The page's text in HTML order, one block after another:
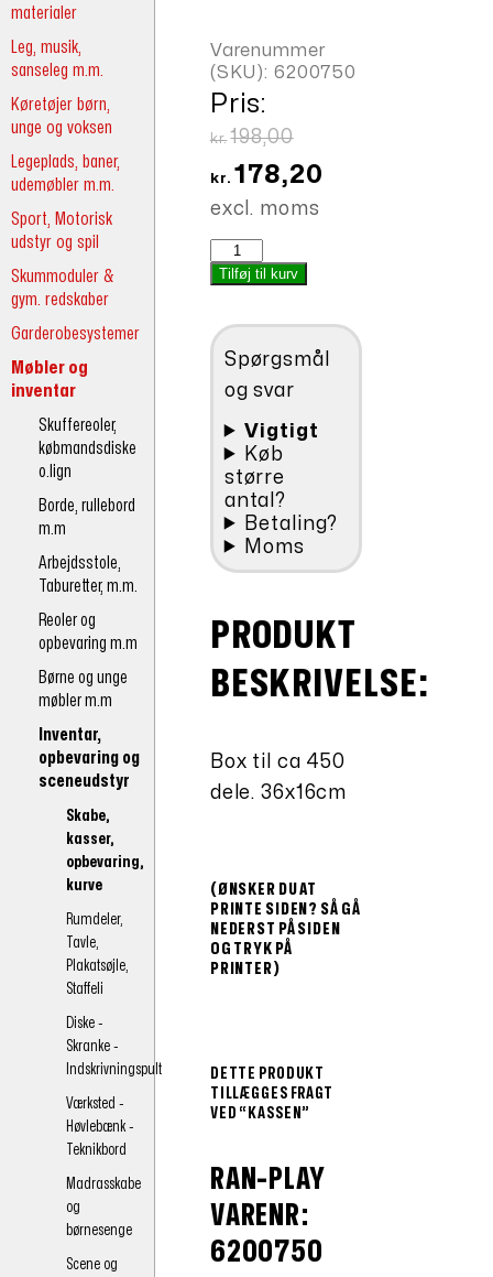
materialer
Leg, musik,
sanseleg m.m.
Køretøjer børn,
unge og voksen
Legeplads, baner,
udemøbler m.m.
Sport, Motorisk
udstyr og spil
Skummoduler &
gym. redskaber
Garderobesystemer
Møbler og
inventar
Skuffereoler,
købmandsdiske
o.lign
Borde, rullebord
m.m
Arbejdsstole,
Taburetter, m.m.
Reoler og
opbevaring m.m
Børne og unge
møbler m.m
Inventar,
opbevaring og
sceneudstyr
Skabe,
kasser,
opbevaring,
kurve
Rumdeler,
Tavle,
Plakatsøjle,
Staffeli
Diske -
Skranke -
Indskrivningspult
Værksted -
Høvlebænk -
Teknikbord
Madrasskabe
og
børnesenge
Scene og
Varenummer
(SKU): 6200750
Pris:
kr. 198,00Den
oprindelige
kr.198,00.
kr. 178,20
excl. moms
Box
til
antal
Tilføj til kurv
Spørgsmål
og svar
Vigtigt
Køb
større
antal?
Betaling?
Moms
PRODUKT
BESKRIVELSE:
Box til ca 450
dele. 36x16cm
(ØNSKER DU AT
PRINTE SIDEN? SÅ GÅ
NEDERST PÅ SIDEN
OG TRYK PÅ
PRINTER)
DETTE PRODUKT
TILLÆGGES FRAGT
VED “KASSEN”
RAN-PLAY
VARENR:
6200750